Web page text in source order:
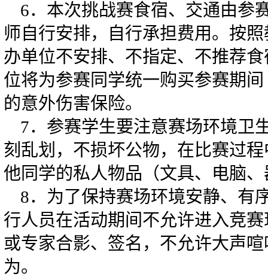
6．本次挑战赛食宿、交通由参
师自行安排，自行承担费用。按
办单位不安排、不指定、不推荐
位将为参赛同学统一购买参赛期
的意外伤害保险。
7．参赛学生要注意赛场环境卫
刻乱划，不损坏公物，在比赛过
他同学的私人物品（文具、电脑
8．为了保持赛场环境安静、有
行人员在活动期间不允许进入竞
或专家合影、签名，不允许大声
为。